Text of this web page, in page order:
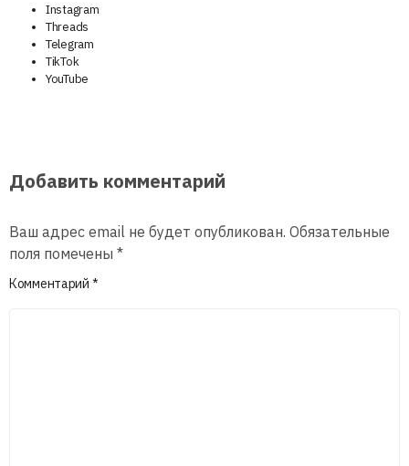
Instagram
Threads
Telegram
TikTok
YouTube
Добавить комментарий
Ваш адрес email не будет опубликован. Обязательные
поля помечены *
Комментарий *